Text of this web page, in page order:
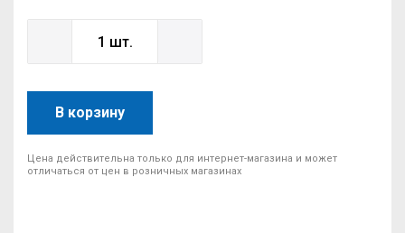
В корзину
Цена действительна только для интернет-магазина и может
отличаться от цен в розничных магазинах